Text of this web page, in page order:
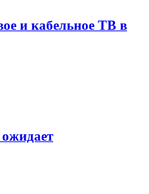
и кабельное ТВ в